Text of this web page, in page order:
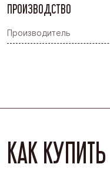
ПРОИЗВОДСТВО
Производитель
КАК КУПИТЬ